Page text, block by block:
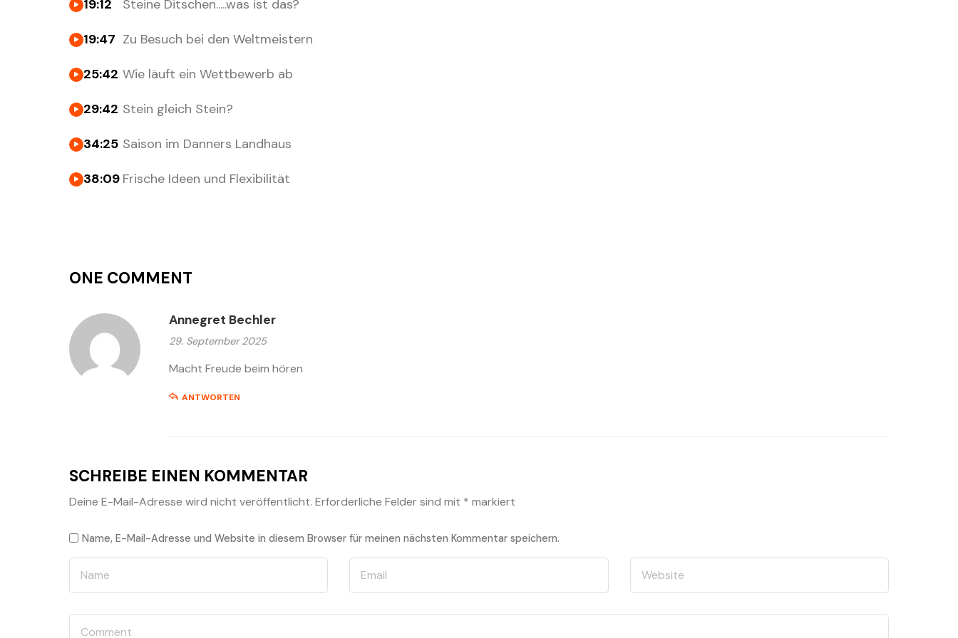
19:12 Steine Ditschen.....was ist das?
19:47 Zu Besuch bei den Weltmeistern
25:42 Wie läuft ein Wettbewerb ab
29:42 Stein gleich Stein?
34:25 Saison im Danners Landhaus
38:09 Frische Ideen und Flexibilität
ONE COMMENT
Annegret Bechler
29. September 2025
Macht Freude beim hören
ANTWORTEN
SCHREIBE EINEN KOMMENTAR
Deine E-Mail-Adresse wird nicht veröffentlicht. Erforderliche Felder sind mit * markiert
Name, E-Mail-Adresse und Website in diesem Browser für meinen nächsten Kommentar speichern.